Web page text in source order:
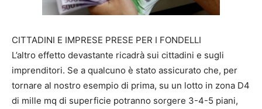
CITTADINI E IMPRESE PRESE PER I FONDELLI
L’altro effetto devastante ricadrà sui cittadini e sugli
imprenditori. Se a qualcuno è stato assicurato che, per
tornare al nostro esempio di prima, su un lotto in zona D4
di mille mq di superficie potranno sorgere 3-4-5 piani,